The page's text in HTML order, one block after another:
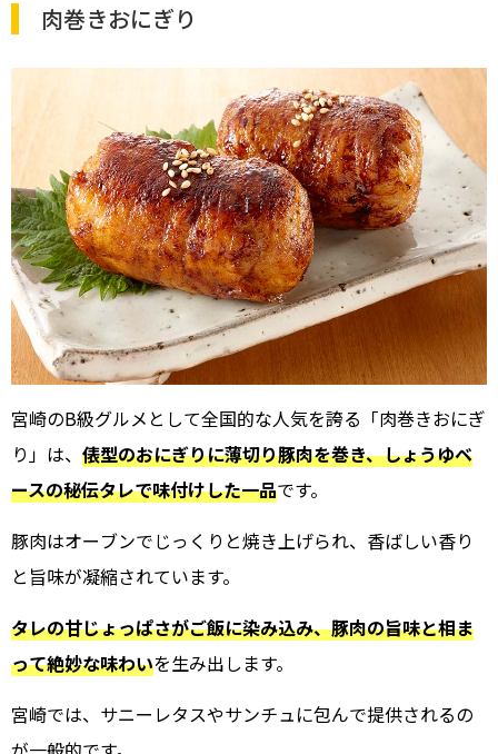
肉巻きおにぎり
宮崎のB級グルメとして全国的な人気を誇る「肉巻きおにぎ
り」は、 俵型のおにぎりに薄切り豚肉を巻き、しょうゆベ
ースの秘伝タレで味付けした一品です。
豚肉はオーブンでじっくりと焼き上げられ、香ばしい香り
と旨味が凝縮されています。
タレの甘じょっぱさがご飯に染み込み、豚肉の旨味と相ま
って絶妙な味わいを生み出します。
宮崎では、サニーレタスやサンチュに包んで提供されるの